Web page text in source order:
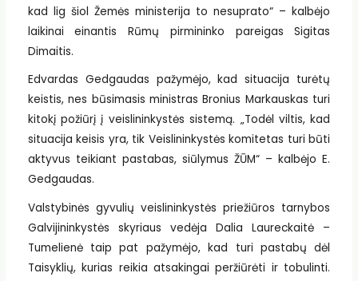
kad lig šiol Žemės ministerija to nesuprato“ – kalbėjo
laikinai einantis Rūmų pirmininko pareigas Sigitas
Dimaitis.
Edvardas Gedgaudas pažymėjo, kad situacija turėtų
keistis, nes būsimasis ministras Bronius Markauskas turi
kitokį požiūrį į veislininkystės sistemą. „Todėl viltis, kad
situacija keisis yra, tik Veislininkystės komitetas turi būti
aktyvus teikiant pastabas, siūlymus ŽŪM“ – kalbėjo E.
Gedgaudas.
Valstybinės gyvulių veislininkystės priežiūros tarnybos
Galvijininkystės skyriaus vedėja Dalia Laureckaitė –
Tumelienė taip pat pažymėjo, kad turi pastabų dėl
Taisyklių, kurias reikia atsakingai peržiūrėti ir tobulinti.